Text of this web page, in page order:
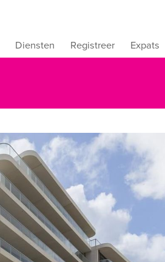
Diensten Registreer Expats